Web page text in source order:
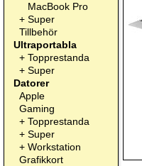
MacBook Pro
+ Super
Tillbehör
Ultraportabla
+ Topprestanda
+ Super
Datorer
Apple
Gaming
+ Topprestanda
+ Super
+ Workstation
Grafikkort